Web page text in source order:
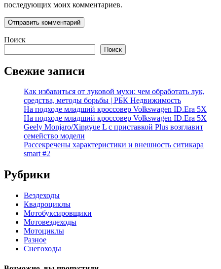
последующих моих комментариев.
Поиск
Поиск
Свежие записи
Как избавиться от луковой мухи: чем обработать лук,
средства, методы борьбы | РБК Недвижимость
На подходе младший кроссовер Volkswagen ID.Era 5X
На подходе младший кроссовер Volkswagen ID.Era 5X
Geely Monjaro/Xingyue L с приставкой Plus возглавит
семейство модели
Рассекречены характеристики и внешность ситикара
smart #2
Рубрики
Вездеходы
Квадроциклы
Мотобуксировщики
Мотовездеходы
Мотоциклы
Разное
Снегоходы